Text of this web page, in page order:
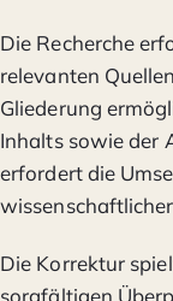
Die Recherche
relevanten
Gliederung
Inhalts sowie der
erfordert die
Die Korrektur